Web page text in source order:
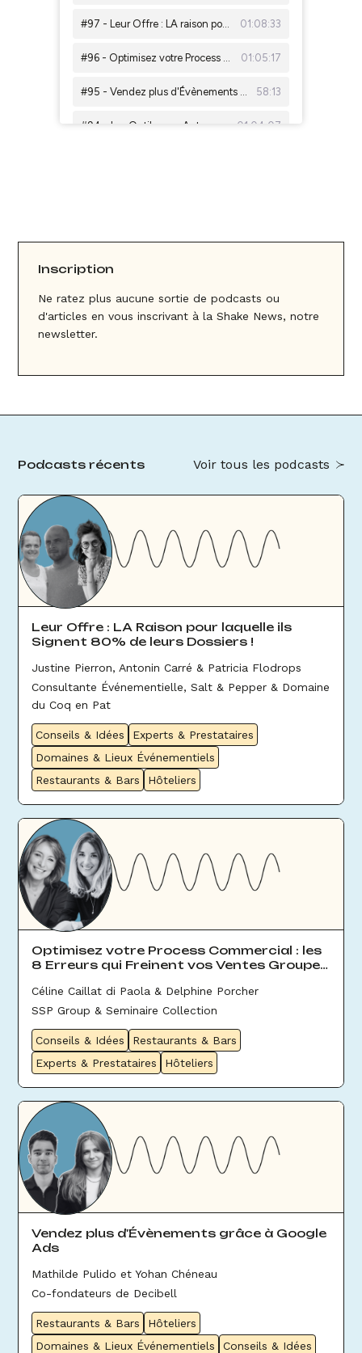
Inscription
Ne ratez plus aucune sortie de podcasts ou
d'articles en vous inscrivant à la Shake News, notre
newsletter.
Podcasts récents Voir tous les podcasts
Leur Offre : LA Raison pour laquelle ils
Signent 80% de leurs Dossiers !
Justine Pierron, Antonin Carré & Patricia Flodrops
Consultante Événementielle, Salt & Pepper & Domaine
du Coq en Pat
Conseils & Idées
Experts & Prestataires
Domaines & Lieux Événementiels
Restaurants & Bars
Hôteliers
Optimisez votre Process Commercial : les
8 Erreurs qui Freinent vos Ventes Groupes
Céline Caillat di Paola & Delphine Porcher
SSP Group & Seminaire Collection
Conseils & Idées
Restaurants & Bars
Experts & Prestataires
Hôteliers
Vendez plus d'Évènements grâce à Google
Ads
Mathilde Pulido et Yohan Chéneau
Co-fondateurs de Decibell
Restaurants & Bars
Hôteliers
Domaines & Lieux Événementiels
Conseils & Idées